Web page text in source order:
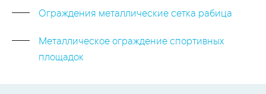
Ограждения металлические сетка рабица
Металлическое ограждение спортивных
площадок